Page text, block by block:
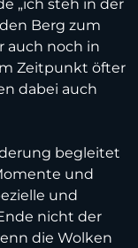
„ich steh in der
Berg zum
auch noch in
Zeitpunkt öfter
dabei auch
begleitet
und
und
nicht der
die Wolken